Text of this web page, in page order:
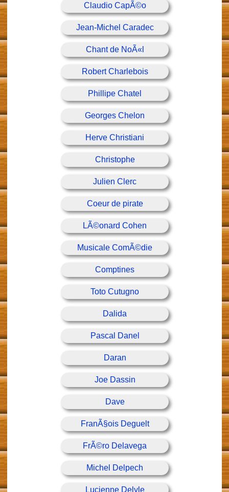
Claudio CapÃ©o
Jean-Michel Caradec
Chant de NoÃ«l
Robert Charlebois
Phillipe Chatel
Georges Chelon
Herve Christiani
Christophe
Julien Clerc
Coeur de pirate
LÃ©onard Cohen
Musicale ComÃ©die
Comptines
Toto Cutugno
Dalida
Pascal Danel
Daran
Joe Dassin
Dave
FranÃ§ois Deguelt
FrÃ©ro Delavega
Michel Delpech
Lucienne Delyle